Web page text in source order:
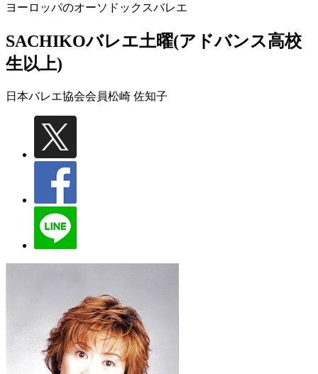
ヨーロッパのオーソドックスバレエ
SACHIKOバレエ土曜(アドバンス高校
生以上)
日本バレエ協会会員松崎 佐知子